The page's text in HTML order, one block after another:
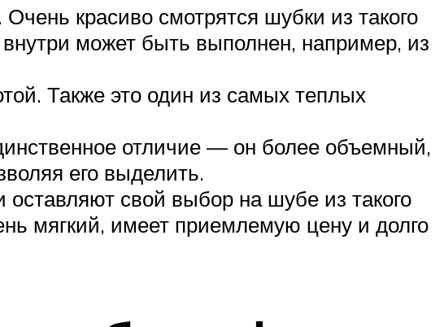
красиво смотрятся шубки из такого
может быть выполнен, например, из
Также это один из самых теплых
отличие — он более объемный,
его выделить.
свой выбор на шубе из такого
мягкий, имеет приемлемую цену и долго